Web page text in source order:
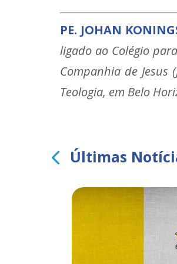
PE. JOHAN
ligado ao Colégio
Companhia de Jesus
Teologia, em Belo
Últimas